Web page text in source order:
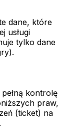
dane, które
usługi
tylko dane
kontrolę
praw,
(ticket) na